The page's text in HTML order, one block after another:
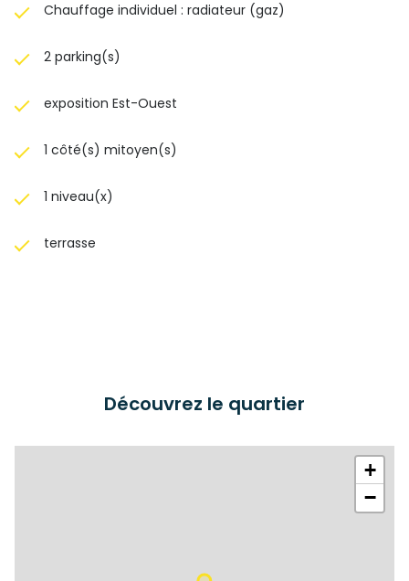
Chauffage individuel : radiateur (gaz)
2 parking(s)
exposition Est-Ouest
1 côté(s) mitoyen(s)
1 niveau(x)
terrasse
Découvrez le quartier
+
−